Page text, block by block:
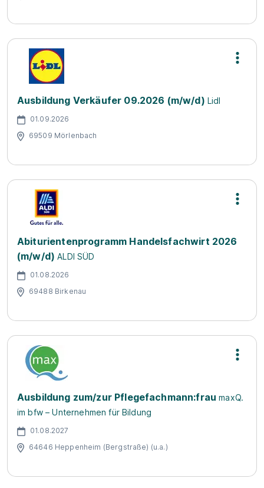
Ausbildung Verkäufer 09.2026 (m/w/d) Lidl
01.09.2026
69509 Mörlenbach
Abiturientenprogramm Handelsfachwirt 2026
(m/w/d) ALDI SÜD
01.08.2026
69488 Birkenau
Ausbildung zum/zur Pflegefachmann:frau maxQ.
im bfw – Unternehmen für Bildung
01.08.2027
64646 Heppenheim (Bergstraße) (u.a.)